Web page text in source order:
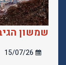
שמשון